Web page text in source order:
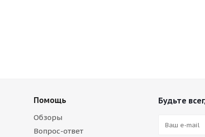
Помощь
Обзоры
Вопрос-ответ
Будьте